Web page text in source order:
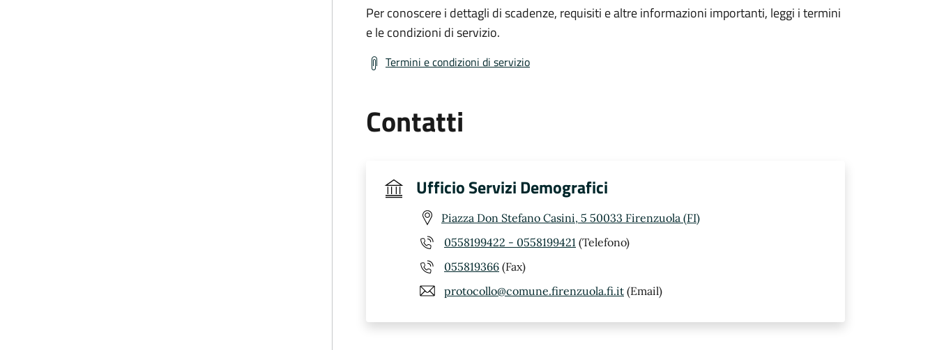
Per conoscere i dettagli di scadenze, requisiti e altre informazioni importanti, leggi i termini
e le condizioni di servizio.
Termini e condizioni di servizio
Contatti
Ufficio Servizi Demografici
Piazza Don Stefano Casini, 5 50033 Firenzuola (FI)
0558199422 - 0558199421 (Telefono)
055819366 (Fax)
protocollo@comune.firenzuola.fi.it (Email)